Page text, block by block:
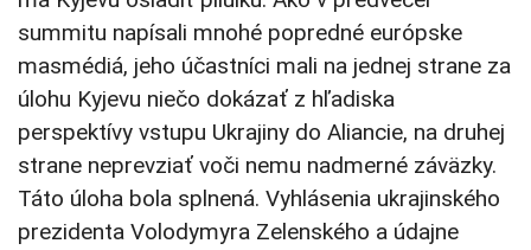
summitu napísali mnohé popredné európske
masmédiá, jeho účastníci mali na jednej strane za
úlohu Kyjevu niečo dokázať z hľadiska
perspektívy vstupu Ukrajiny do Aliancie, na druhej
strane neprevziať voči nemu nadmerné záväzky.
Táto úloha bola splnená. Vyhlásenia ukrajinského
prezidenta Volodymyra Zelenského a údajne